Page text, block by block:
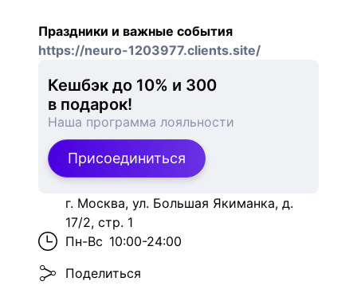
Праздники и важные события
https://neuro-1203977.clients.site/
Кешбэк до 10% и 300
в подарок!
Наша программа лояльности
Присоединиться
г. Москва, ул. Большая Якиманка, д.
17/2, стр. 1
Пн-Вс 10:00-24:00
Поделиться